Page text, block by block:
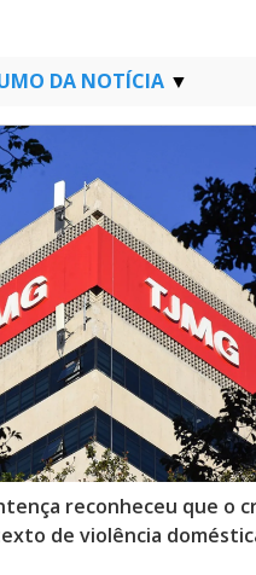
DA NOTÍCIA
reconheceu que o
de violência